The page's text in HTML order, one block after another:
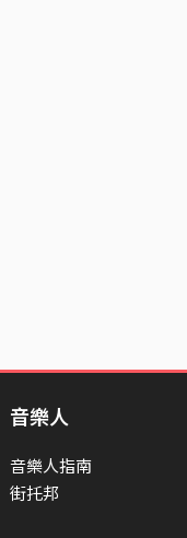
音樂人
音樂人指南
街托邦